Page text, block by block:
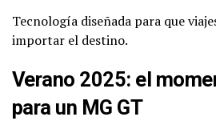
Tecnología diseñada para que
importar el destino.
Verano 2025: el
para un MG GT